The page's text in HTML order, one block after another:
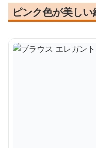
ピンク色が美し